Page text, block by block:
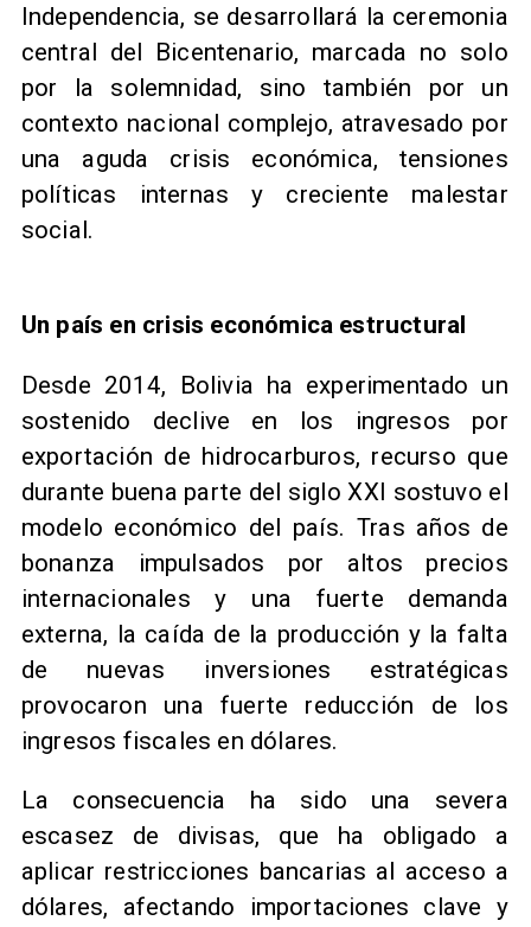
Independencia, se desarrollará la ceremonia
central del Bicentenario, marcada no solo
por la solemnidad, sino también por un
contexto nacional complejo, atravesado por
una aguda crisis económica, tensiones
políticas internas y creciente malestar
social.
Un país en crisis económica estructural
Desde 2014, Bolivia ha experimentado un
sostenido declive en los ingresos por
exportación de hidrocarburos, recurso que
durante buena parte del siglo XXI sostuvo el
modelo económico del país. Tras años de
bonanza impulsados por altos precios
internacionales y una fuerte demanda
externa, la caída de la producción y la falta
de nuevas inversiones estratégicas
provocaron una fuerte reducción de los
ingresos fiscales en dólares.
La consecuencia ha sido una severa
escasez de divisas, que ha obligado a
aplicar restricciones bancarias al acceso a
dólares, afectando importaciones clave y